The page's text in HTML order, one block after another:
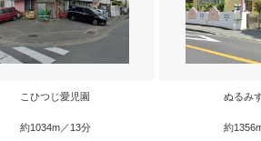
こひつじ愛児園
約1034m／13分
ぬるみ
約